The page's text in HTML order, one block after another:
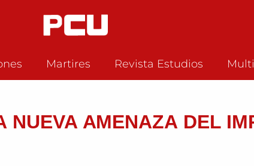
Martires Revista Estudios
AMENAZA DEL